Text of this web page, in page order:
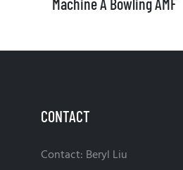
CONTACT
Contact: Beryl Liu